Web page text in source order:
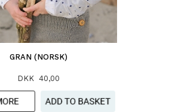
GRAN (NORSK)
DKK 40,00